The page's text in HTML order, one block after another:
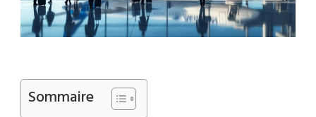
Sommaire